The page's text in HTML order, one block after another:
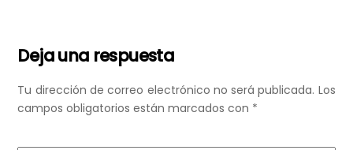
Deja una respuesta
Tu dirección de correo electrónico no será publicada. Los
campos obligatorios están marcados con *